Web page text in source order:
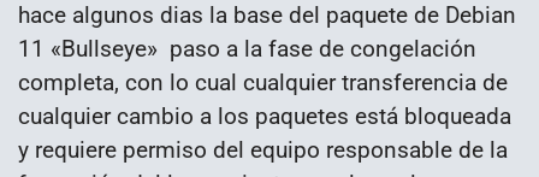
hace algunos dias la base del paquete de Debian
11 «Bullseye» paso a la fase de congelación
completa, con lo cual cualquier transferencia de
cualquier cambio a los paquetes está bloqueada
y requiere permiso del equipo responsable de la